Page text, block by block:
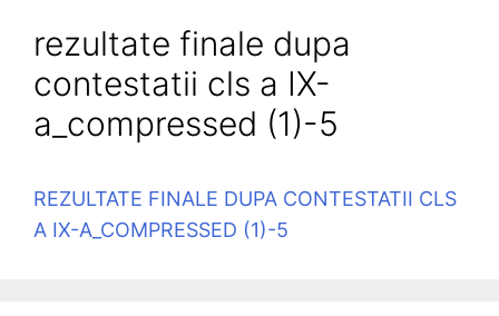
rezultate finale dupa
contestatii cls a IX-
a_compressed (1)-5
REZULTATE FINALE DUPA CONTESTATII CLS
A IX-A_COMPRESSED (1)-5